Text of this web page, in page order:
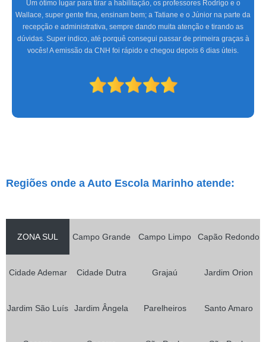
Fazer aulas com a Marinho foi a melhor experiência que tive, com uma
equipe altamente treinada, profissionais de excelente gabarito, foram seis
meses de muita alegria e sucesso do CFC às aulas práticas, só tenho a
agradecer. Espero que os novos condutores tenham a mesma satisfação
que eu.
Regiões onde a Auto Escola Marinho atende:
ZONA SUL Campo Grande Campo Limpo Capão Redondo
Cidade Ademar Cidade Dutra Grajaú Jardim Orion
Jardim São Luís Jardim Ângela Parelheiros Santo Amaro